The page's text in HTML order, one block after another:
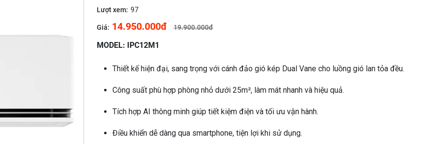
Lượt xem: 97
Giá: 14.950.000đ 19.900.000đ
MODEL: IPC12M1
Thiết kế hiện đại, sang trọng với cánh đảo gió kép Dual Vane cho luồng gió lan tỏa đều.
Công suất phù hợp phòng nhỏ dưới 25m², làm mát nhanh và hiệu quả.
Tích hợp AI thông minh giúp tiết kiệm điện và tối ưu vận hành.
Điều khiển dễ dàng qua smartphone, tiện lợi khi sử dụng.